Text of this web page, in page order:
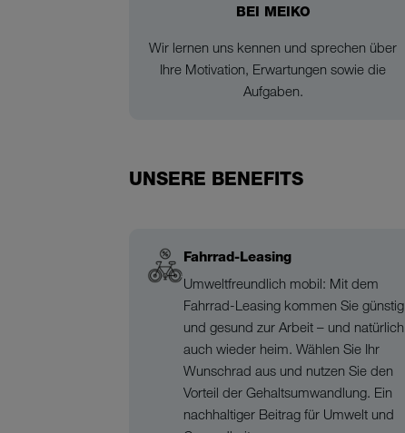
BEI MEIKO
Wir lernen uns kennen und sprechen über
Ihre Motivation, Erwartungen sowie die
Aufgaben.
UNSERE BENEFITS
Fahrrad-Leasing
Umweltfreundlich mobil: Mit dem
Fahrrad-Leasing kommen Sie günstig
und gesund zur Arbeit – und natürlich
auch wieder heim. Wählen Sie Ihr
Wunschrad aus und nutzen Sie den
Vorteil der Gehaltsumwandlung. Ein
nachhaltiger Beitrag für Umwelt und